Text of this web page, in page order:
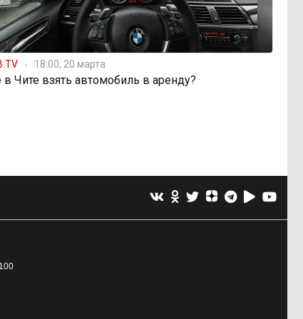
18:00, 20 марта
в Чите взять автомобиль в аренду?